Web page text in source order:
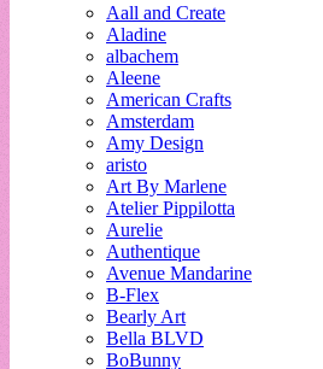
Aall and Create
Aladine
albachem
Aleene
American Crafts
Amsterdam
Amy Design
aristo
Art By Marlene
Atelier Pippilotta
Aurelie
Authentique
Avenue Mandarine
B-Flex
Bearly Art
Bella BLVD
BoBunny